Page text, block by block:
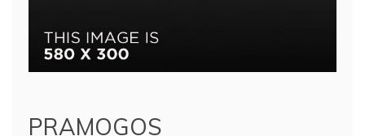
PRAMOGOS